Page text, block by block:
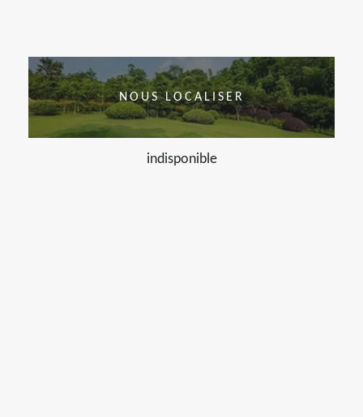
NOUS LOCALISER
indisponible